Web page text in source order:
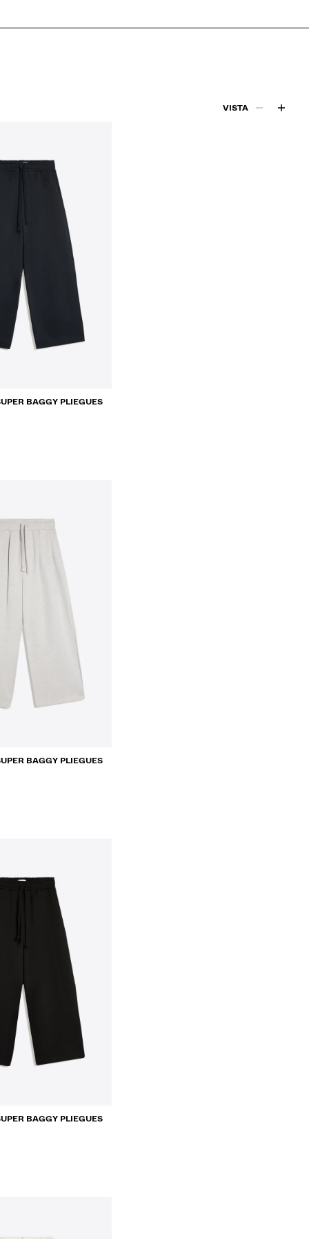
VISTA
BAGGY PLIEGUES
BAGGY PLIEGUES
BAGGY PLIEGUES